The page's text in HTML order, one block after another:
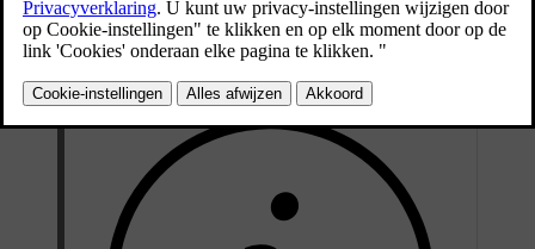
Het systeem is te activeren/deactiveren in het menusysteem MY
CAR. Voor een beschrijving van het menusysteem, zieMY CAR.